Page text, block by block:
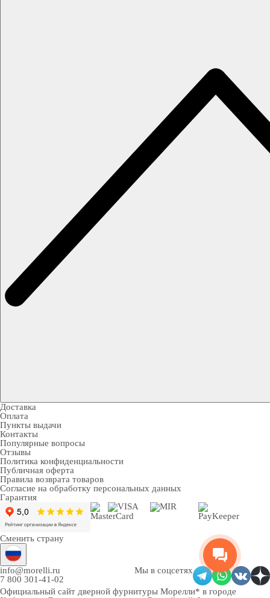
Доставка
Оплата
Пункты выдачи
Контакты
Популярные вопросы
Отзывы
Политика конфиденциальности
Публичная оферта
Правила возврата товаров
Согласие на обработку персональных данных
Гарантия
Сменить страну
info@morelli.ru
7 800 301-41-02
Мы в соцсетях
Официальный сайт дверной фурнитуры Морелли* в городе